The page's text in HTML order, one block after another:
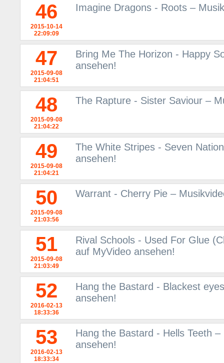
46
2015-10-14
22:09:09
Imagine Dragons - Roots –
47
2015-09-08
21:04:51
Bring Me The Horizon - Happy
ansehen!
48
2015-09-08
21:04:22
The Rapture - Sister Saviour –
49
2015-09-08
21:04:21
The White Stripes - Seven
ansehen!
50
2015-09-08
21:03:56
Warrant - Cherry Pie –
51
2015-09-08
21:03:49
Rival Schools - Used For Glue
auf MyVideo ansehen!
52
2016-02-13
18:33:36
Hang the Bastard - Blackest
ansehen!
53
2016-02-13
18:33:34
Hang the Bastard - Hells Teeth
ansehen!